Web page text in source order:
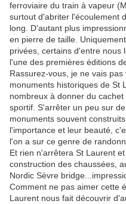
ferroviaire du train à vapeur
surtout d'abriter l'écoulement
long. D'autant plus
en pierre de taille.
privées, certains d'entre nous
l'une des premières éditions
Rassurez-vous, je ne vais
monuments historiques de St
nombreux à donner du
sportif. S'arrêter un peu sur
monuments souvent
l'importance et leur beauté,
l'on a sur ce genre de
Et rien n'arrêtera St Laurent
construction des chaussées,
Nordic Sèvre
Comment ne pas aimer cette
Laurent nous fait découvrir